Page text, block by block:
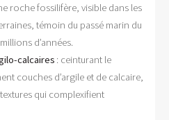
roche fossilifère, visible dans les
témoin du passé marin du
d’années.
calcaires : ceinturant le
couches d’argile et de calcaire,
qui complexifient